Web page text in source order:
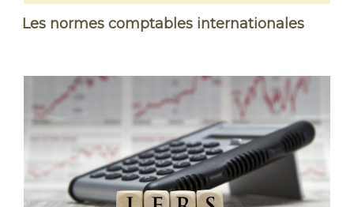
Les normes comptables internationales